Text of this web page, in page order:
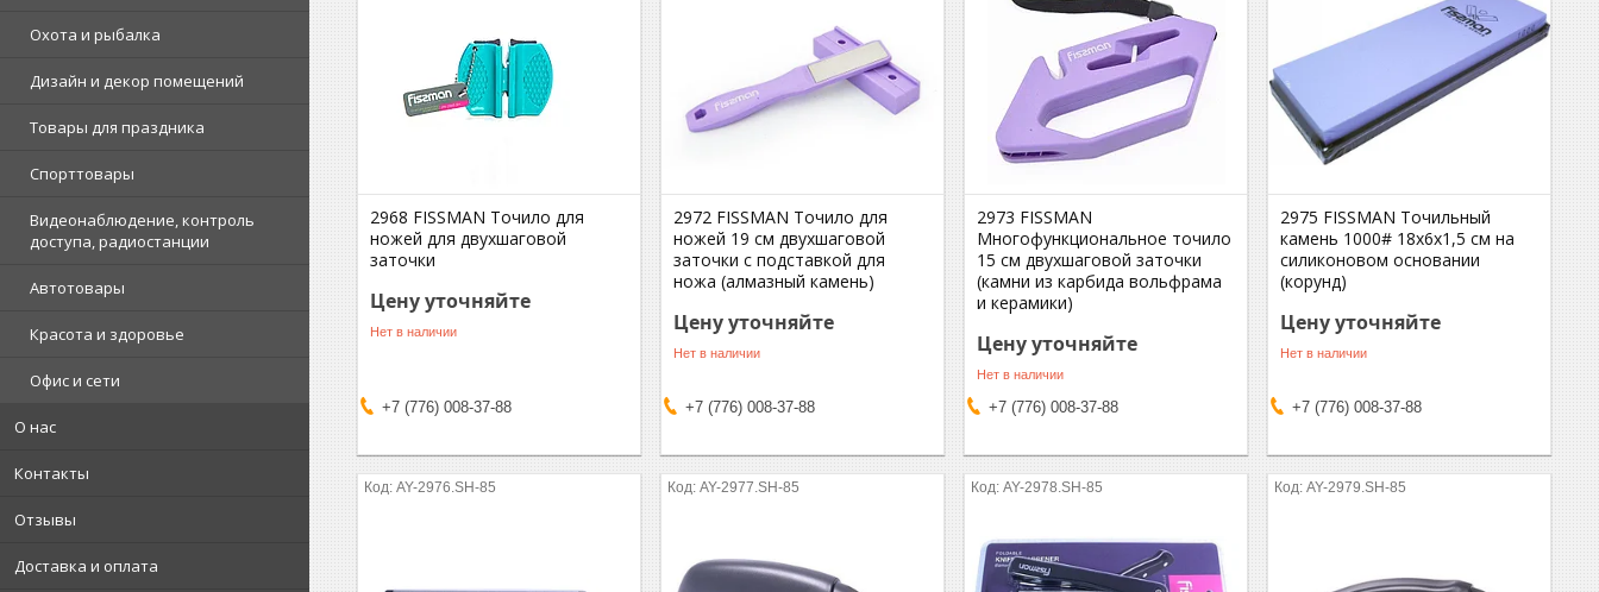
Охота и рыбалка
Дизайн и декор помещений
Товары для праздника
Спорттовары
Видеонаблюдение, контроль
доступа, радиостанции
Автотовары
Красота и здоровье
Офис и сети
О нас
Контакты
Отзывы
Доставка и оплата
2968 FISSMAN Точило для
ножей для двухшаговой
заточки
Цену уточняйте
Нет в наличии
+7 (776) 008-37-88
2972 FISSMAN Точило для
ножей 19 см двухшаговой
заточки с подставкой для
ножа (алмазный камень)
Цену уточняйте
Нет в наличии
+7 (776) 008-37-88
2973 FISSMAN
Многофункциональное точило
15 см двухшаговой заточки
(камни из карбида вольфрама
и керамики)
Цену уточняйте
Нет в наличии
+7 (776) 008-37-88
2975 FISSMAN Точильный
камень 1000# 18x6x1,5 см на
силиконовом основании
(корунд)
Цену уточняйте
Нет в наличии
+7 (776) 008-37-88
AY-2976.SH-85 AY-2977.SH-85 AY-2978.SH-85 AY-2979.SH-85